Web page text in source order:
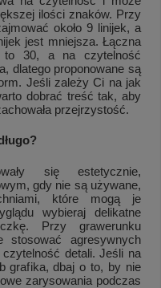
ilości znaków. Przy
około 9 linijek, a
jest mniejsza. Łączna
to 30, a na czytelność
dlatego proponowane są
Jeśli zależy Ci na jak
dobrać treść tak, aby
przejrzystość.
się estetycznie,
gdy nie są używane,
które mogą je
wybieraj delikatne
Przy grawerunku
agresywnych
detali. Jeśli na
grafika, dbaj o to, by nie
zarysowania podczas